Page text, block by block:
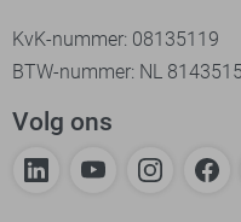
KvK-nummer: 08135119
BTW-nummer: NL
Volg ons